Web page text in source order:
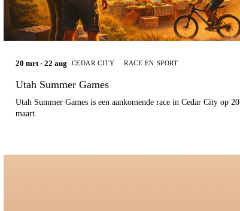
20 mrt - 22 aug CEDAR CITY RACE EN SPORT
Utah Summer Games
Utah Summer Games is een aankomende race in Cedar City op 20
maart.